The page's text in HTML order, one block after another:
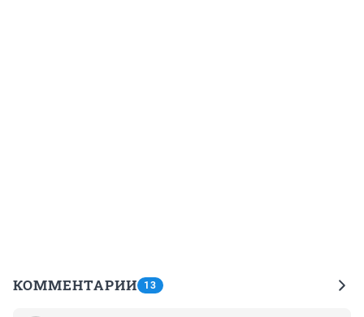
КОММЕНТАРИИ 13